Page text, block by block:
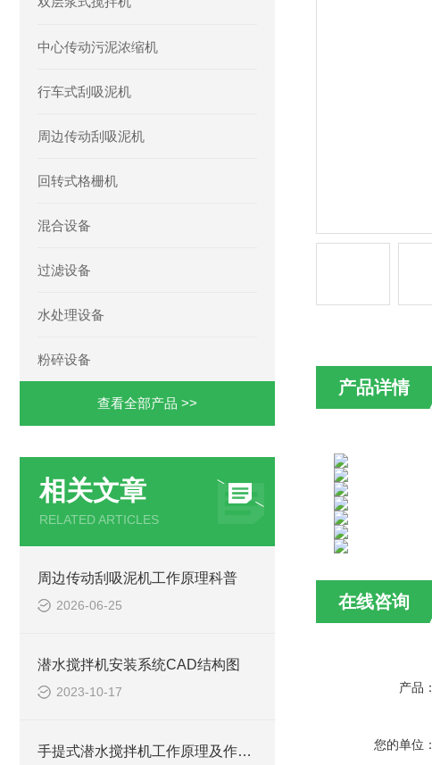
中心传动污泥浓缩机
行车式刮吸泥机
周边传动刮吸泥机
回转式格栅机
混合设备
过滤设备
水处理设备
粉碎设备
查看全部产品 >>
相关文章
RELATED ARTICLES
周边传动刮吸泥机工作原理科普
2026-06-25
潜水搅拌机安装系统CAD结构图
2023-10-17
手提式潜水搅拌机工作原理及作用特点、安装图、CAD结构图
产品详情
在线咨询
产品：
您的单位：